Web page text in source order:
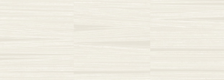
helps creatives like you get